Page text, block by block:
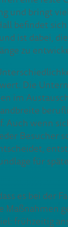
und bringt
befindet
ist dabei,
zu
Die
im
Auch wenn
Besucher
für
es bei der
Maßnahmen
frühzeitig